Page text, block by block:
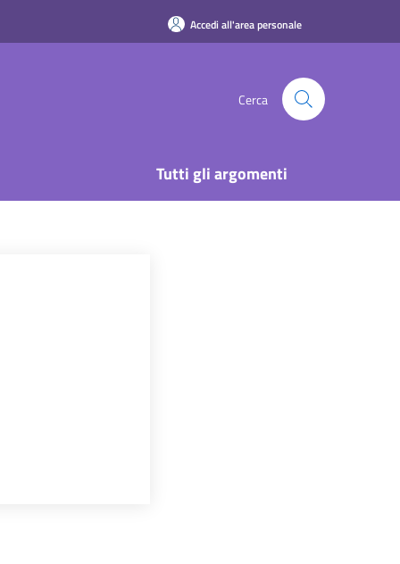
Accedi all'area personale
Cerca
Tutti gli argomenti